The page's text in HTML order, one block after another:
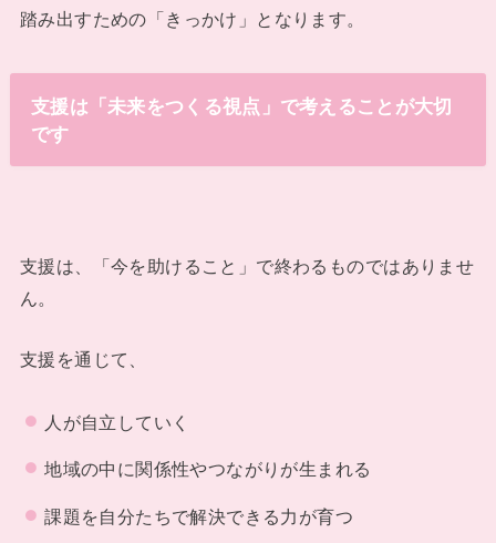
踏み出すための「きっかけ」となります。
支援は「未来をつくる視点」で考えることが大切
です
支援は、「今を助けること」で終わるものではありませ
ん。
支援を通じて、
人が自立していく
地域の中に関係性やつながりが生まれる
課題を自分たちで解決できる力が育つ